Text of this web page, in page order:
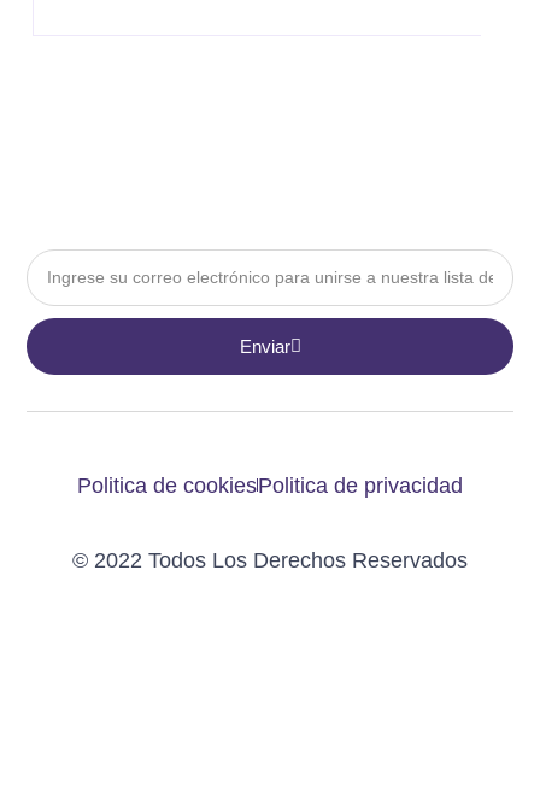
Email
Enviar
Politica de cookiesPolitica de privacidad
© 2022 Todos Los Derechos Reservados